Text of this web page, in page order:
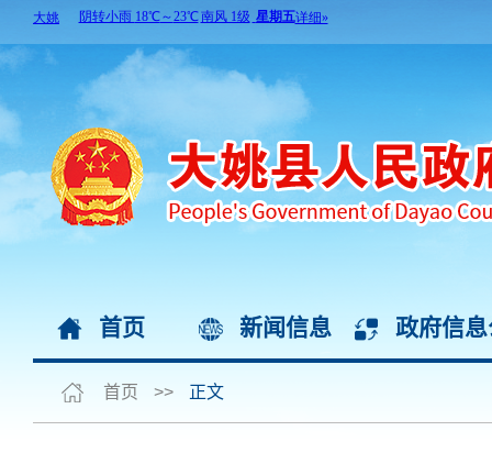
首页 新闻信息 政府信
首页 >> 正文